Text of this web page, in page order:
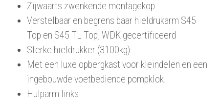
Zijwaarts zwenkende montagekop
Verstelbaar en begrens baar hieldrukarm S45
Top en S45 TL Top, WDK gecertificeerd
Sterke hieldrukker (3100kg)
Met een luxe opbergkast voor kleindelen en een
ingebouwde voetbediende pompklok.
Hulparm links